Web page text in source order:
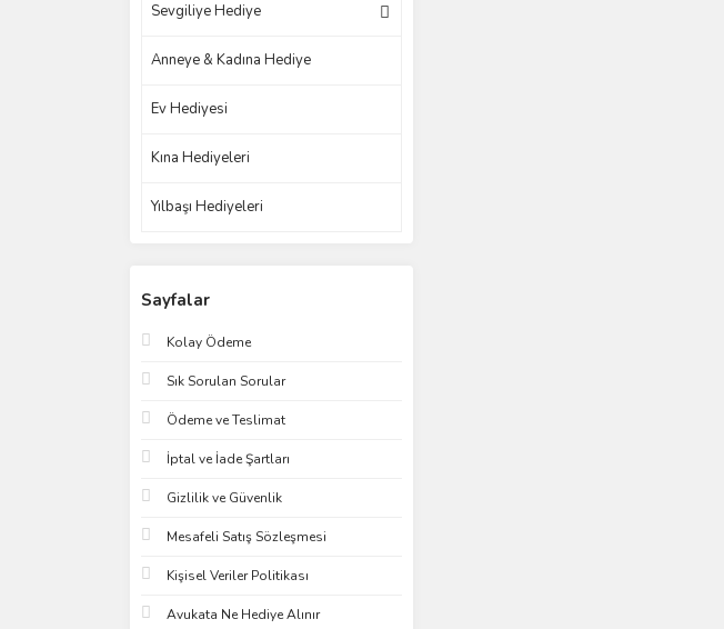
Sevgiliye Hediye
Anneye & Kadına Hediye
Ev Hediyesi
Kına Hediyeleri
Yılbaşı Hediyeleri
Sayfalar
Kolay Ödeme
Sık Sorulan Sorular
Ödeme ve Teslimat
İptal ve İade Şartları
Gizlilik ve Güvenlik
Mesafeli Satış Sözleşmesi
Kişisel Veriler Politikası
Avukata Ne Hediye Alınır